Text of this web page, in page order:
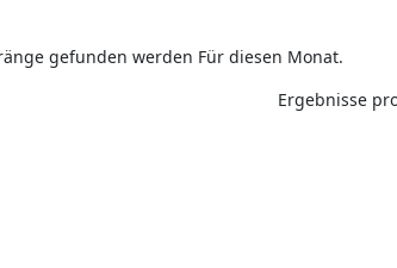
gefunden werden Für diesen Monat.
Ergebnisse